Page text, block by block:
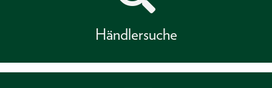
Händlersuche